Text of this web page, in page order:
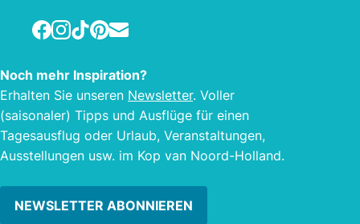
Facebook
Instagram
TikTokPinterest
E-mail
Noch mehr Inspiration?
Erhalten Sie unseren Newsletter. Voller
(saisonaler) Tipps und Ausflüge für einen
Tagesausflug oder Urlaub, Veranstaltungen,
Ausstellungen usw. im Kop van Noord-Holland.
NEWSLETTER ABONNIEREN